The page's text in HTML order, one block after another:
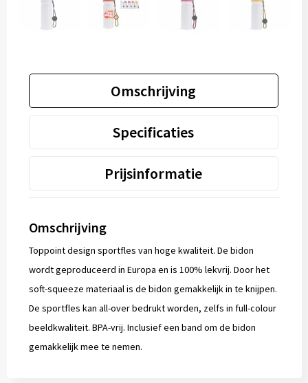
Omschrijving
Specificaties
Prijsinformatie
Omschrijving
Toppoint design sportfles van hoge kwaliteit. De bidon
wordt geproduceerd in Europa en is 100% lekvrij. Door het
soft-squeeze materiaal is de bidon gemakkelijk in te knijpen.
De sportfles kan all-over bedrukt worden, zelfs in full-colour
beeldkwaliteit. BPA-vrij. Inclusief een band om de bidon
gemakkelijk mee te nemen.